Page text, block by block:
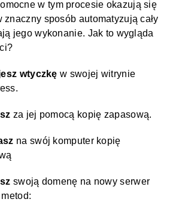
w tym procesie okazują się
znaczny sposób automatyzują cały
jego wykonanie. Jak to wygląda
wtyczkę w swojej witrynie
za jej pomocą kopię zapasową.
na swój komputer kopię
swoją domenę na nowy serwer